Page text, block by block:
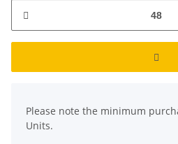
Please note the minimum
Units.